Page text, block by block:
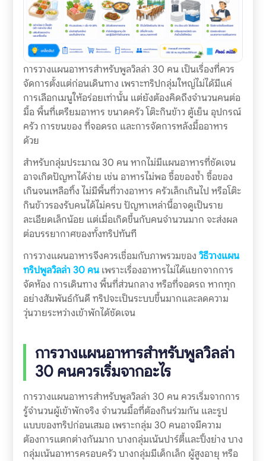
การวางแผนอาหารสำหรับพูลวิลล่า 30 คน เป็นเรื่องที่ควร
จัดการตั้งแต่ก่อนเดินทาง เพราะทริปกลุ่มใหญ่ไม่ได้มีแค่
การเลือกเมนูให้อร่อยเท่านั้น แต่ยังต้องคิดถึงจำนวนคนต่อ
มื้อ พื้นที่เตรียมอาหาร ขนาดครัว โต๊ะกินข้าว ตู้เย็น อุปกรณ์
ครัว การขนของ ที่จอดรถ และการจัดการหลังมื้ออาหาร
ด้วย
สำหรับกลุ่มประมาณ 30 คน หากไม่มีแผนอาหารที่ชัดเจน
อาจเกิดปัญหาได้ง่าย เช่น อาหารไม่พอ ซื้อของซ้ำ ซื้อของ
เกินจนเหลือทิ้ง ไม่มีพื้นที่วางอาหาร ครัวเล็กเกินไป หรือโต๊ะ
กินข้าวรองรับคนได้ไม่ครบ ปัญหาเหล่านี้อาจดูเป็นราย
ละเอียดเล็กน้อย แต่เมื่อเกิดขึ้นกับคนจำนวนมาก จะส่งผล
ต่อบรรยากาศของทั้งทริปทันที
การวางแผนอาหารจึงควรเชื่อมกับภาพรวมของ วิธีวางแผน
ทริปพูลวิลล่า 30 คนเพราะเรื่องอาหารไม่ได้แยกจากการ
จัดห้อง การเดินทาง พื้นที่ส่วนกลาง หรือที่จอดรถ หากทุก
อย่างสัมพันธ์กันดี ทริปจะเป็นระบบขึ้นมากและลดความ
วุ่นวายระหว่างเข้าพักได้ชัดเจน
การวางแผนอาหารสำหรับพูลวิลล่า
30 คนควรเริ่มจากอะไร
การวางแผนอาหารสำหรับพูลวิลล่า 30 คน ควรเริ่มจากการ
รู้จำนวนผู้เข้าพักจริง จำนวนมื้อที่ต้องกินร่วมกัน และรูป
แบบของทริปก่อนเสมอ เพราะกลุ่ม 30 คนอาจมีความ
ต้องการแตกต่างกันมาก บางกลุ่มเน้นปาร์ตี้และปิ้งย่าง บาง
กลุ่มเน้นอาหารครอบครัว บางกลุ่มมีเด็กเล็ก ผู้สูงอายุ หรือ